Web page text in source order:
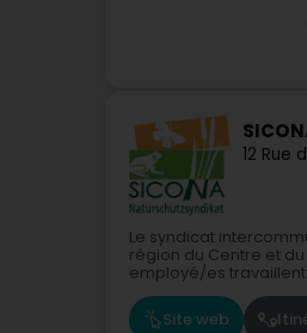
12 Rue
Le syndicat
région du Centre et
employé/es
Site web